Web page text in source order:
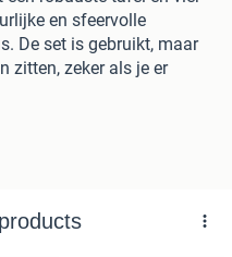
en sfeervolle
De set is gebruikt, maar
zitten, zeker als je er